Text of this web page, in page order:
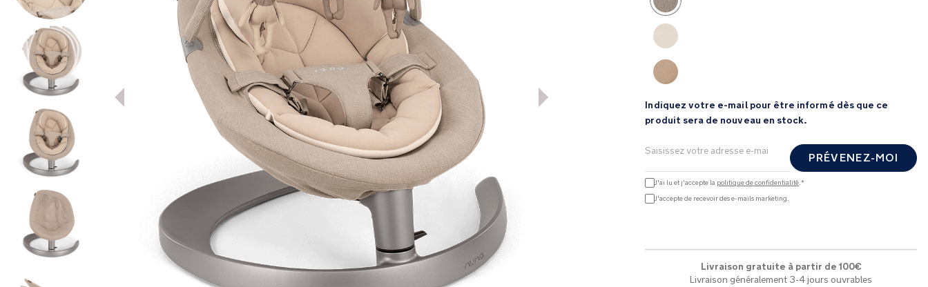
Indiquez votre e-mail pour être informé dès que ce
produit sera de nouveau en stock.
PRÉVENEZ-MOI
J'ai lu et j'accepte la politique de confidentialité.*
J'accepte de recevoir des e-mails marketing.
Livraison gratuite à partir de 100€
Livraison généralement 3-4 jours ouvrables